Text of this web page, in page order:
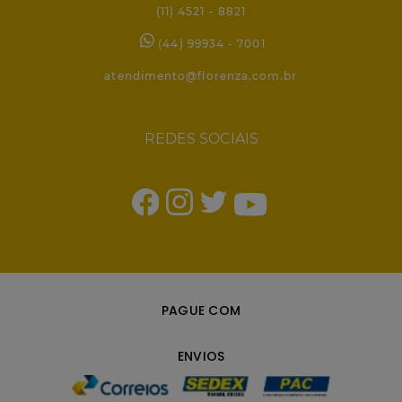
(11) 4521 - 8821
(44) 99934 - 7001
atendimento@florenza.com.br
REDES SOCIAIS
PAGUE COM
ENVIOS